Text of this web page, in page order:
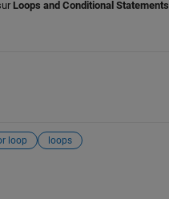
Loops and Conditional Statements
loop loops